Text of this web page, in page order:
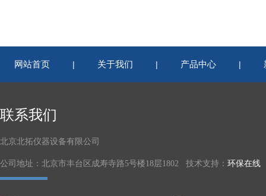
网站首页 | 关于我们 | 产品中心 |
联系我们
北京北拓仪器设备有限公司
公司地址：北京市丰台区成寿寺路5号楼18层1802 技术支持： 环保在线